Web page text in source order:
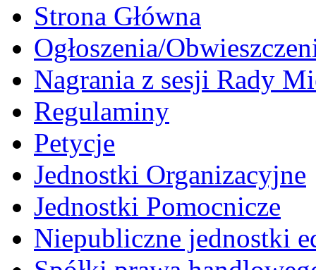
Strona Główna
Ogłoszenia/
Nagrania z sesji Rady
Regulaminy
Petycje
Jednostki Organizacyjne
Jednostki Pomocnicze
Niepubliczne jednostki